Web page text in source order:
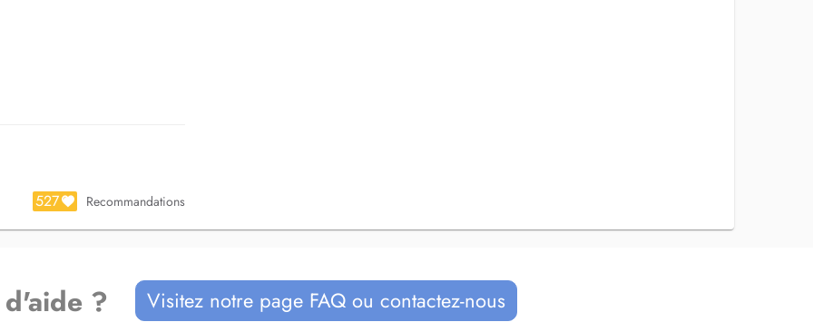
traumatiques et
reprise dactivité.
et en adaptant ma
garantir une rééducation
527 Recommandations
? Visitez notre page FAQ ou contactez-nous